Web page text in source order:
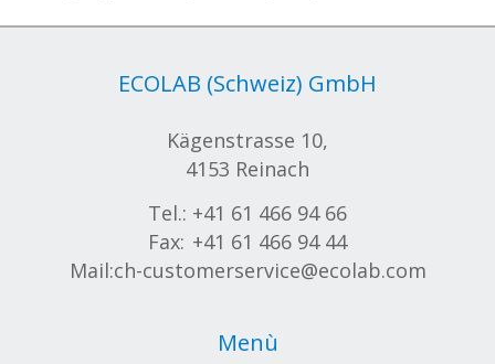
ECOLAB (Schweiz) GmbH
Kägenstrasse 10,
4153 Reinach
Tel.: +41 61 466 94 66
Fax: +41 61 466 94 44
Mail:ch-customerservice@ecolab.com
Menù